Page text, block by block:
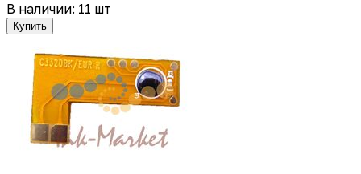
В наличии: 11 шт
Купить